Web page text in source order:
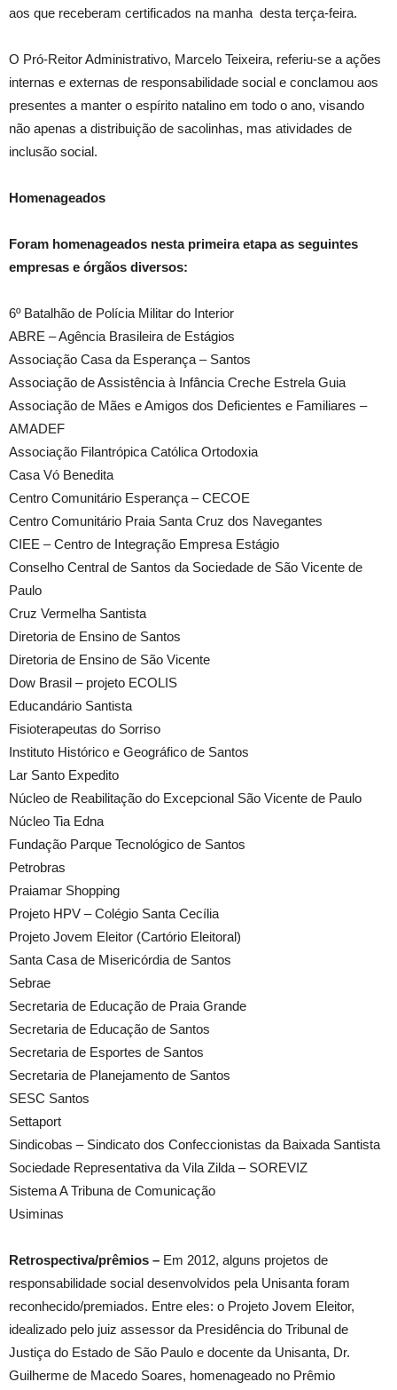
aos que receberam certificados na manha desta terça-feira.
O Pró-Reitor Administrativo, Marcelo Teixeira, referiu-se a ações
internas e externas de responsabilidade social e conclamou aos
presentes a manter o espírito natalino em todo o ano, visando
não apenas a distribuição de sacolinhas, mas atividades de
inclusão social.
Homenageados
Foram homenageados nesta primeira etapa as seguintes
empresas e órgãos diversos:
6º Batalhão de Polícia Militar do Interior
ABRE – Agência Brasileira de Estágios
Associação Casa da Esperança – Santos
Associação de Assistência à Infância Creche Estrela Guia
Associação de Mães e Amigos dos Deficientes e Familiares –
AMADEF
Associação Filantrópica Católica Ortodoxia
Casa Vó Benedita
Centro Comunitário Esperança – CECOE
Centro Comunitário Praia Santa Cruz dos Navegantes
CIEE – Centro de Integração Empresa Estágio
Conselho Central de Santos da Sociedade de São Vicente de
Paulo
Cruz Vermelha Santista
Diretoria de Ensino de Santos
Diretoria de Ensino de São Vicente
Dow Brasil – projeto ECOLIS
Educandário Santista
Fisioterapeutas do Sorriso
Instituto Histórico e Geográfico de Santos
Lar Santo Expedito
Núcleo de Reabilitação do Excepcional São Vicente de Paulo
Núcleo Tia Edna
Fundação Parque Tecnológico de Santos
Petrobras
Praiamar Shopping
Projeto HPV – Colégio Santa Cecília
Projeto Jovem Eleitor (Cartório Eleitoral)
Santa Casa de Misericórdia de Santos
Sebrae
Secretaria de Educação de Praia Grande
Secretaria de Educação de Santos
Secretaria de Esportes de Santos
Secretaria de Planejamento de Santos
SESC Santos
Settaport
Sindicobas – Sindicato dos Confeccionistas da Baixada Santista
Sociedade Representativa da Vila Zilda – SOREVIZ
Sistema A Tribuna de Comunicação
Usiminas
Retrospectiva/prêmios – Em 2012, alguns projetos de
responsabilidade social desenvolvidos pela Unisanta foram
reconhecido/premiados. Entre eles: o Projeto Jovem Eleitor,
idealizado pelo juiz assessor da Presidência do Tribunal de
Justiça do Estado de São Paulo e docente da Unisanta, Dr.
Guilherme de Macedo Soares, homenageado no Prêmio